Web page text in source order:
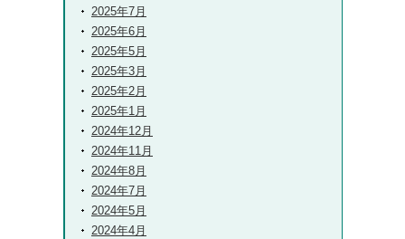
2025年7月
2025年6月
2025年5月
2025年3月
2025年2月
2025年1月
2024年12月
2024年11月
2024年8月
2024年7月
2024年5月
2024年4月